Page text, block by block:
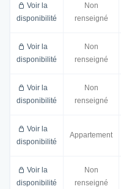
Voir la
disponibilité
Non
renseigné
Voir la
disponibilité
Non
renseigné
Voir la
disponibilité
Non
renseigné
Voir la
disponibilité
Appartement
Voir la
disponibilité
Non
renseigné